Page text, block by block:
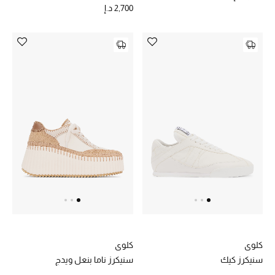
دليل ملتزمات الحقائب
أبرز المصممين
2,700 د.إ
كلوي
سنيكرز كيك
كلوي
سنيكرز ناما بنعل ويدج